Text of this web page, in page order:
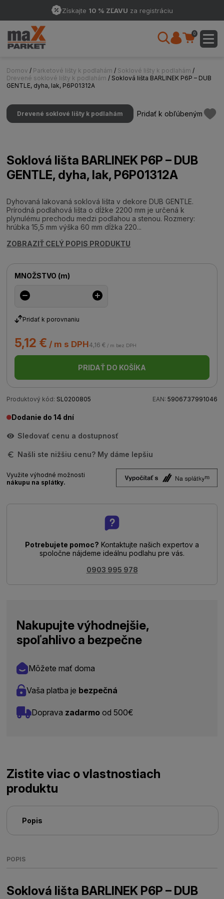
Získajte 10 % ZĽAVU za registráciu
0
Domov / Parketové lišty k podlahám / Soklové lišty k podlahám /
Drevené soklové lišty k podlahám / Soklová lišta BARLINEK P6P – DUB
GENTLE, dyha, lak, P6P01312A
Drevené soklové lišty k podlahám Pridať k obľúbeným
Soklová lišta BARLINEK P6P – DUB
GENTLE, dyha, lak, P6P01312A
Dyhovaná lakovaná soklová lišta v dekore DUB GENTLE.
Prírodná podlahová lišta o dĺžke 2200 mm je určená k
plynulému prechodu medzi podlahou a stenou. Rozmery:
hrúbka 15,5 mm výška 60 mm dĺžka 220...
ZOBRAZIŤ CELÝ POPIS PRODUKTU
MNOŽSTVO (m)
Pridať k porovnaniu
5,12 € / m s DPH4,16 € / m bez DPH
PRIDAŤ DO KOŠÍKA
Produktový kód: SL0200805 EAN: 5906737991046
Dodanie do 14 dní
Sledovať cenu a dostupnosť
Našli ste nižšiu cenu? My dáme lepšiu
Využite výhodné možnosti
nákupu na splátky.
Potrebujete pomoc? Kontaktujte našich expertov a
spoločne nájdeme ideálnu podlahu pre vás.
0903 995 978
Nakupujte výhodnejšie,
spoľahlivo a bezpečne
Môžete mať doma
Vaša platba je bezpečná
Doprava zadarmo od 500€
Zistite viac o vlastnostiach
produktu
Popis
POPIS
Soklová lišta BARLINEK P6P – DUB